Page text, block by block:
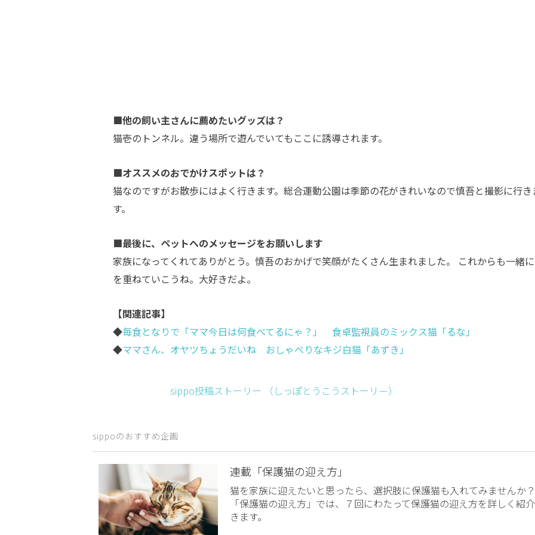
■他の飼い主さんに薦めたいグッズは？
猫壱のトンネル。違う場所で遊んでいてもここに誘導されます。
■オススメのおでかけスポットは？
猫なのですがお散歩にはよく行きます。総合運動公園は季節の花がきれいなので慎吾と撮影に行き
す。
■最後に、ペットへのメッセージをお願いします
家族になってくれてありがとう。慎吾のおかげで笑顔がたくさん生まれました。 これからも一緒
を重ねていこうね。大好きだよ。
【関連記事】
◆毎食となりで「ママ今日は何食べてるにゃ？」 食卓監視員のミックス猫「るな」
◆ママさん、オヤツちょうだいね おしゃべりなキジ白猫「あずき」
sippo投稿ストーリー （しっぽとうこうストーリ－）
sippoのおすすめ企画
連載「保護猫の迎え方」
猫を家族に迎えたいと思ったら、選択肢に保護猫も入れてみませんか
「保護猫の迎え方」では、７回にわたって保護猫の迎え方を詳しく紹
きます。